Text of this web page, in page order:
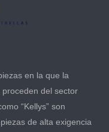
en la que la
del sector
“Kellys” son
de alta exigencia